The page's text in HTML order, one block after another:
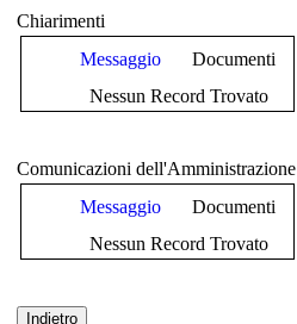
Chiarimenti
Messaggio
Documenti
Nessun Record Trovato
Comunicazioni dell'Amministrazione
Messaggio
Documenti
Nessun Record Trovato